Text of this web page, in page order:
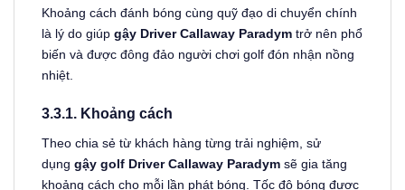
Khoảng cách đánh bóng cùng quỹ đạo di chuyển chính
là lý do giúp gậy Driver Callaway Paradym trở nên phổ
biến và được đông đảo người chơi golf đón nhận nồng
nhiệt.
3.3.1. Khoảng cách
Theo chia sẻ từ khách hàng từng trải nghiệm, sử
dụng gậy golf Driver Callaway Paradym sẽ gia tăng
khoảng cách cho mỗi lần phát bóng. Tốc độ bóng được